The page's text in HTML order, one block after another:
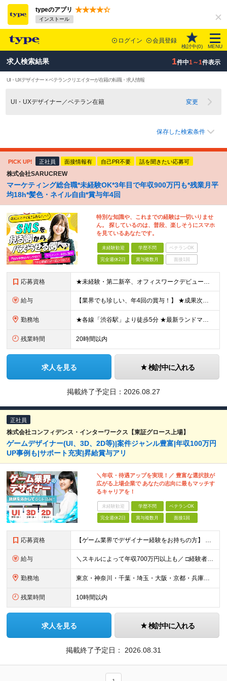
typeのアプリ
インストール
ログイン 会員登録
検討中(0) MENU
求人検索結果 1件中1～1件表示
UI・UXデザイナー × ベテランクリエイターが在籍の転職・求人情報
UI・UXデザイナー／ベテラン在籍 変更
保存した検索条件
PICK UP! 正社員 面接情報有 自己PR不要 話を聞きたい応募可
株式会社SARUCREW
マーケティング総合職*未経験OK*3年目で年収900万円も*残業月平
均18h*髪色・ネイル自由*賞与年4回
特別な知識や、これまでの経験は一切いりませ
ん。 探しているのは、普段、楽しそうにスマホ
を見ているあなたです。
未経験歓迎 学歴不問 ベテランOK
完全週休2日 賞与複数月 面接1回
応募資格 ★未経験・第二新卒、オフィスワークデビュー大歓迎 ★平均年齢は28.6歳！ ★20代の若手メンバーが中心になって活躍している職場です！ ●学歴不問 ※35歳以下の方（若年層の長期キャリア形成） ★こ
給与 【業界でも珍しい、年4回の賞与！】 ★成果次第でスピード昇給可 →20代で年収700万〜900万超も！ ■未経験：月給26〜30万円＋賞与年4回（業績による）＋各種手当 ※経験・スキルを考慮して決定
勤務地 ★各線「渋谷駅」より徒歩5分 ★最新ランドマークオフィスです！ ★転勤はありません 【本社】 東京都渋谷区道玄坂2-25-12 道玄坂通 dogenzaka-dori 5階 ※(変更の範囲)上記を除
残業時間 20時間以内
求人を見る 検討中に入れる
掲載終了予定日： 2026.08.27
正社員
株式会社コンフィデンス・インターワークス【東証グロース上場】
ゲームデザイナー(UI、3D、2D等)|案件ジャンル豊富|年収100万円
UP事例も|サポート充実|昇給賞与アリ
＼年収・待遇アップを実現！／ 豊富な選択肢が
広がる上場企業で あなたの志向に最もマッチす
るキャリアを！
未経験歓迎 学歴不問 ベテランOK
完全週休2日 賞与複数月 面接1回
応募資格 【ゲーム業界でデザイナー経験をお持ちの方】 直近でゲーム業界を経験している方は面接確約。 ※PhotoshopやIllustratorを始めとしたデザインツールが使える方を想定しています。 ※UIデザ
給与 ＼スキルによって年収700万円以上も／ □経験者 月給23万円～70万円+残業代+賞与 □未経験者 月給21万円以上+残業代+賞与 ※経験・スキル・年齢などを考慮の上、当社規定により決定(詳細は
勤務地 東京・神奈川・千葉・埼玉・大阪・京都・兵庫・福岡のプロジェクト先 ※U・Iターン歓迎 ※リモートワーク可能な案件もあり ※勤務地は希望を考慮します！ ↓特に以下のエリアでプロジェクトが多数稼働中↓
残業時間 10時間以内
求人を見る 検討中に入れる
掲載終了予定日： 2026.08.31